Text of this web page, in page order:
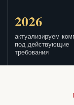
2026
актуализируем
под действующие
требования